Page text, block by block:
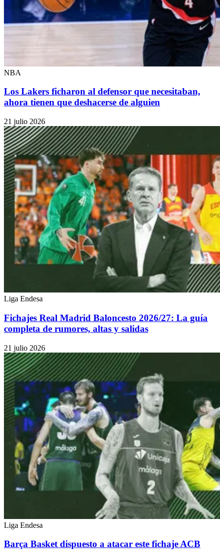
NBA
Los Lakers ficharon al defensor que necesitaban,
ahora tienen que deshacerse de alguien
21 julio 2026
Liga Endesa
Fichajes Real Madrid Baloncesto 2026/27: La guía
completa de rumores, altas y salidas
21 julio 2026
Liga Endesa
Barça Basket dispuesto a atacar este fichaje ACB